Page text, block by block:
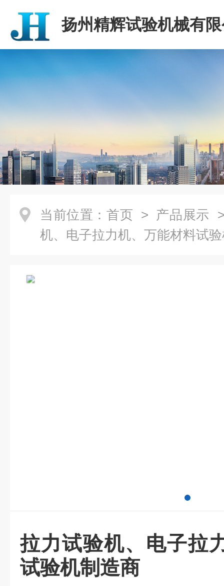
扬州精辉试验机械有
当前位置： 首页 > 产品展示
机、电子拉力机、万能材料试
拉力试验机、电子拉
试验机制造商